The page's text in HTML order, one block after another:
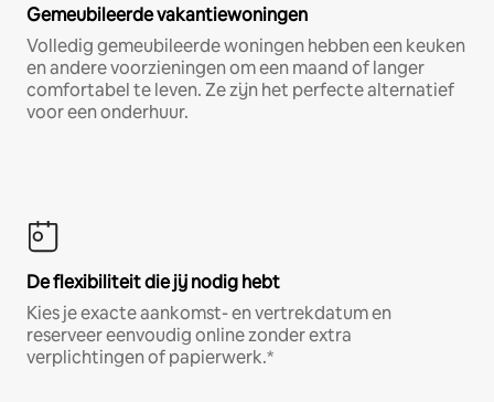
Gemeubileerde vakantiewoningen
Volledig gemeubileerde woningen hebben een keuken
en andere voorzieningen om een maand of langer
comfortabel te leven. Ze zijn het perfecte alternatief
voor een onderhuur.
De flexibiliteit die jij nodig hebt
Kies je exacte aankomst- en vertrekdatum en
reserveer eenvoudig online zonder extra
verplichtingen of papierwerk.*